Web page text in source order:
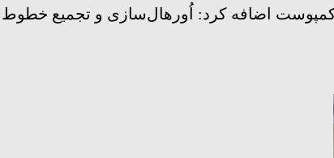
اضافه کرد: اُورهال‌سازی و تجمیع